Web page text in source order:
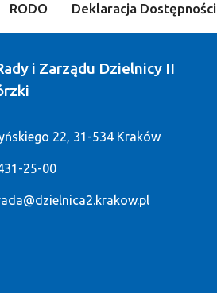
RODO Deklaracja Dostępności
i Zarządu Dzielnicy II
22, 31-534 Kraków
25-00